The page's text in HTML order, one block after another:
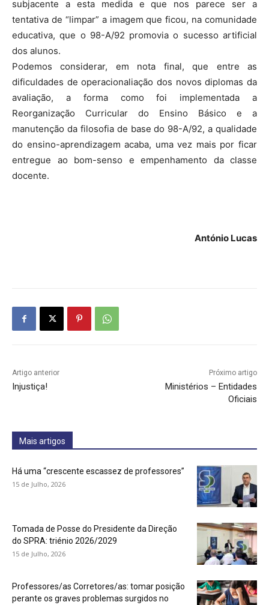
subjacente a esta medida e que nos parece ser a
tentativa de “limpar” a imagem que ficou, na comunidade
educativa, que o 98-A/92 promovia o sucesso artificial
dos alunos.
Podemos considerar, em nota final, que entre as
dificuldades de operacionaliação dos novos diplomas da
avaliação, a forma como foi implementada a
Reorganização Curricular do Ensino Básico e a
manutenção da filosofia de base do 98-A/92, a qualidade
do ensino-aprendizagem acaba, uma vez mais por ficar
entregue ao bom-senso e empenhamento da classe
docente.
António Lucas
Artigo anterior
Injustiça!
Próximo artigo
Ministérios – Entidades
Oficiais
Mais artigos
Há uma “crescente escassez de professores”
15 de Julho, 2026
Tomada de Posse do Presidente da Direção
do SPRA: triénio 2026/2029
15 de Julho, 2026
Professores/as Corretores/as: tomar posição
perante os graves problemas surgidos no